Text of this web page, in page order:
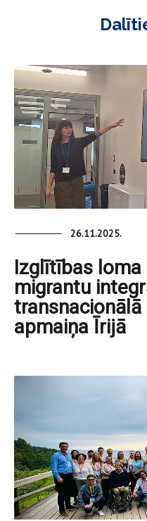
26.11.2025.
Izglītības loma
migrantu
apmaiņa Īrijā